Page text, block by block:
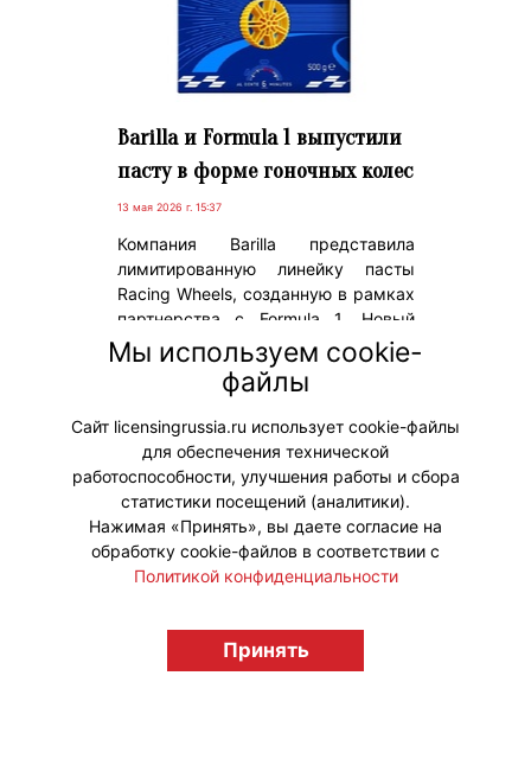
Barilla и Formula 1 выпустили
пасту в форме гоночных колес
13 мая 2026 г. 15:37
Компания Barilla представила
лимитированную линейку пасты
Racing Wheels, созданную в рамках
партнерства с Formula 1. Новый
формат макарон выполнен в виде
колес болидов и стал частью
стратегии по развитию спонсорской
интеграции бренда.
#Коллаборации
licensingrussia.ru, 2009-2026 12+
Мы используем cookie-
файлы
Сайт licensingrussia.ru использует cookie-файлы
для обеспечения технической
работоспособности, улучшения работы и сбора
статистики посещений (аналитики).
Нажимая «Принять», вы даете согласие на
обработку cookie-файлов в соответствии с
Политикой конфиденциальности
Принять